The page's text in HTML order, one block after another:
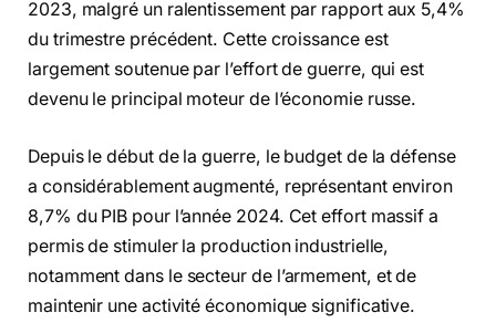
2023, malgré un ralentissement par rapport aux 5,4%
du trimestre précédent. Cette croissance est
largement soutenue par l’effort de guerre, qui est
devenu le principal moteur de l’économie russe.
Depuis le début de la guerre, le budget de la défense
a considérablement augmenté, représentant environ
8,7% du PIB pour l’année 2024. Cet effort massif a
permis de stimuler la production industrielle,
notamment dans le secteur de l’armement, et de
maintenir une activité économique significative.